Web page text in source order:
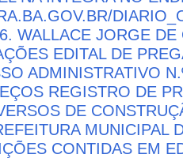
WALLACE JORGE
EDITAL DE
ADMINISTRATIVO
REGISTRO DE
DE
MUNICIPAL
CONTIDAS EM